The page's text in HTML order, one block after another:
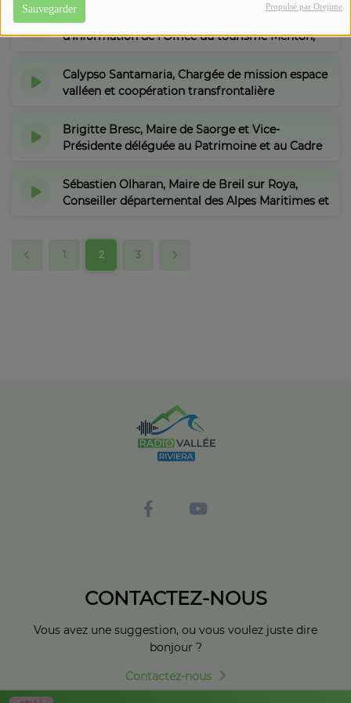
Sauvegarder Propulsé par Orejime
Carole Tosello, Référente au Bureau
d'Information de l'Office du tourisme Menton,
Calypso Santamaria, Chargée de mission espace
valléen et coopération transfrontalière
Brigitte Bresc, Maire de Saorge et Vice-
Présidente déléguée au Patrimoine et au Cadre
Sébastien Olharan, Maire de Breil sur Roya,
Conseiller départemental des Alpes Maritimes et
1 2 3
CONTACTEZ-NOUS
Vous avez une suggestion, ou vous voulez juste dire
bonjour ?
Contactez-nous